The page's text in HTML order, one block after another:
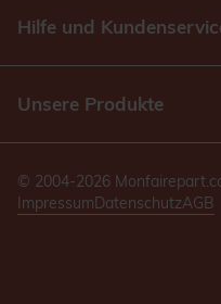
Hilfe und
Unsere Produkte
© 2004-2026
ImpressumDatenschutzAGB